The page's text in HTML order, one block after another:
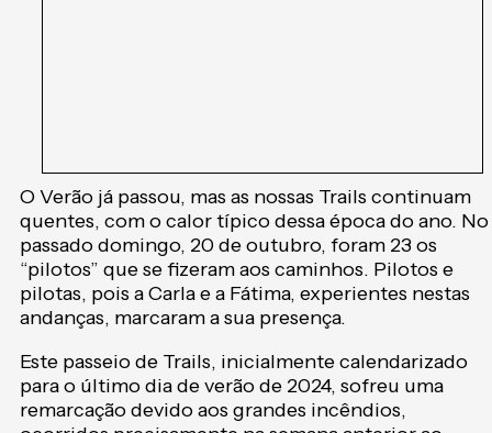
O Verão já passou, mas as nossas Trails continuam
quentes, com o calor típico dessa época do ano. No
passado domingo, 20 de outubro, foram 23 os
“pilotos” que se fizeram aos caminhos. Pilotos e
pilotas, pois a Carla e a Fátima, experientes nestas
andanças, marcaram a sua presença.
Este passeio de Trails, inicialmente calendarizado
para o último dia de verão de 2024, sofreu uma
remarcação devido aos grandes incêndios,